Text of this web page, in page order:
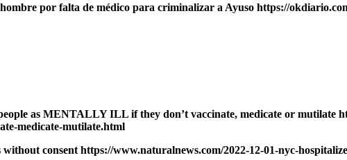
por falta de médico para criminalizar a Ayuso https://
as MENTALLY ILL if they don’t vaccinate, medicate or mutilate
medicate-mutilate.html
consent https://www.naturalnews.com/2022-12-01-nyc-